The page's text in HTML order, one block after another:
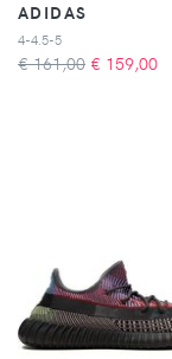
ADIDAS
4-4.5-5
€ 161,00 € 159,00